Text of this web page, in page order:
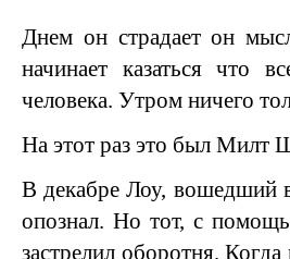
Днем он страдает он
начинает казаться что
человека. Утром ничего
На этот раз это был Милт
В декабре Лоу, вошедший
опознал. Но тот, с
застрелил оборотня.